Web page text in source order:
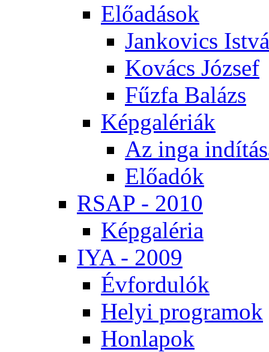
Elő­adá­sok
Jan­ko­vics
Ko­vács Jó­zsef
Fűz­fa Ba­lázs
Kép­ga­lé­ri­ák
Az in­ga
Elő­adók
RSAP - 2010
Kép­ga­lé­ria
IYA - 2009
Év­for­du­lók
He­lyi prog­ra­mok
Hon­la­pok